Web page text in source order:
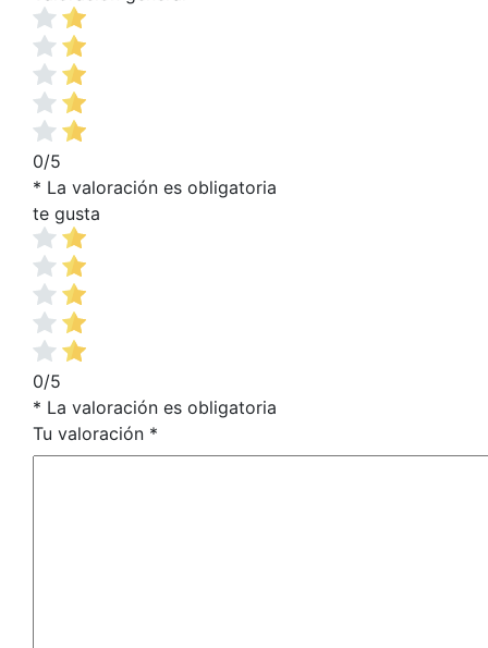
0/5
* La valoración es obligatoria
te gusta
0/5
* La valoración es obligatoria
Tu valoración *